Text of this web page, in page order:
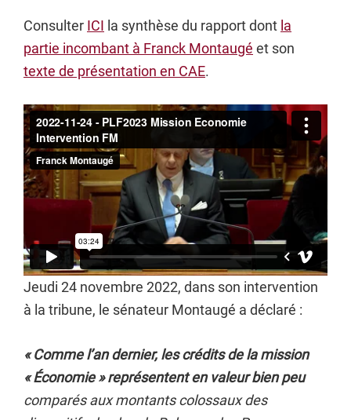
Consulter ICI la synthèse du rapport dont la
partie incombant à Franck Montaugé et son
texte de présentation en CAE.
Jeudi 24 novembre 2022, dans son intervention
à la tribune, le sénateur Montaugé a déclaré :
« Comme l’an dernier, les crédits de la mission
« Économie » représentent en valeur bien peu
comparés aux montants colossaux des